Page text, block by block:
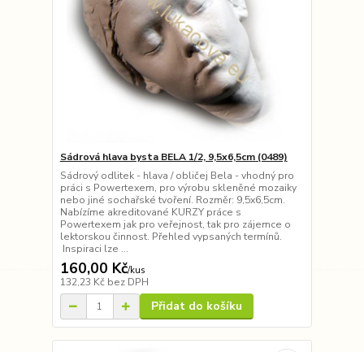
Sádrová hlava bysta BELA 1/2, 9,5x6,5cm (0489)
Sádrový odlitek - hlava / obličej Bela - vhodný pro
práci s Powertexem, pro výrobu skleněné mozaiky
nebo jiné sochařské tvoření. Rozměr: 9,5x6,5cm.
Nabízíme akreditované KURZY práce s
Powertexem jak pro veřejnost, tak pro zájemce o
lektorskou činnost. Přehled vypsaných termínů.
Inspiraci lze ...
160,00 Kč/kus
132,23 Kč bez DPH
Přidat do košíku